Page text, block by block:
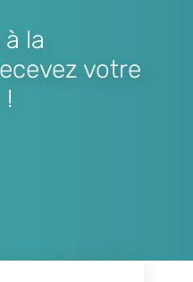
la
votre